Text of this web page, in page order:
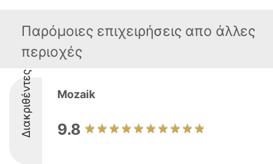
Παρόμοιες επιχειρήσεις απο άλλες
περιοχές
Διακριθέντες Mozaik
9.8